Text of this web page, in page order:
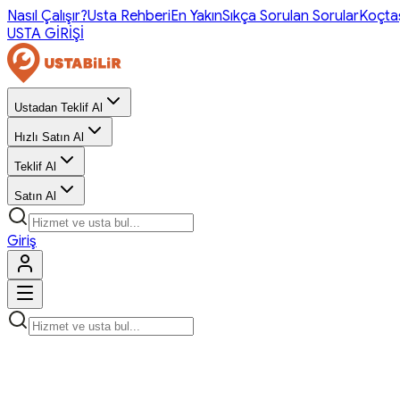
Nasıl Çalışır?Usta RehberiEn YakınSıkça Sorulan Sorular
USTA GİRİŞİ
Ustadan Teklif Al
Hızlı Satın Al
Teklif Al
Satın Al
Giriş